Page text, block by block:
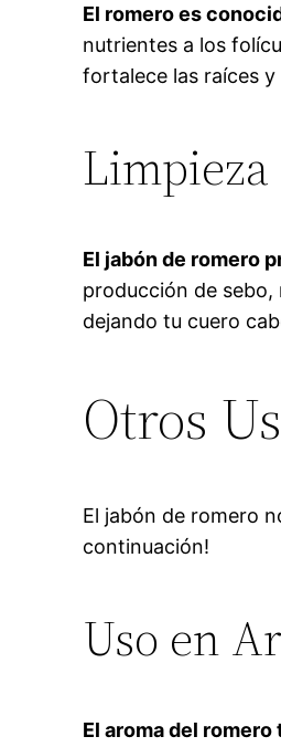
El romero es
nutrientes a los
fortalece las raíces y
El jabón de romero
producción de sebo,
dejando tu cuero
Otros
El jabón de romero
continuación!
Uso en
El aroma del